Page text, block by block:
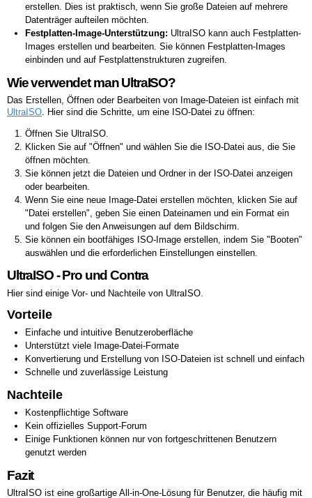
erstellen. Dies ist praktisch, wenn Sie große Dateien auf mehrere
Datenträger aufteilen möchten.
Festplatten-Image-Unterstützung: UltraISO kann auch Festplatten-
Images erstellen und bearbeiten. Sie können Festplatten-Images
einbinden und auf Festplattenstrukturen zugreifen.
Wie verwendet man UltraISO?
Das Erstellen, Öffnen oder Bearbeiten von Image-Dateien ist einfach mit
UltraISO . Hier sind die Schritte, um eine ISO-Datei zu öffnen:
Öffnen Sie UltraISO.
Klicken Sie auf "Öffnen" und wählen Sie die ISO-Datei aus, die Sie
öffnen möchten.
Sie können jetzt die Dateien und Ordner in der ISO-Datei anzeigen
oder bearbeiten.
Wenn Sie eine neue Image-Datei erstellen möchten, klicken Sie auf
"Datei erstellen", geben Sie einen Dateinamen und ein Format ein
und folgen Sie den Anweisungen auf dem Bildschirm.
Sie können ein bootfähiges ISO-Image erstellen, indem Sie "Booten"
auswählen und die erforderlichen Einstellungen einstellen.
UltraISO - Pro und Contra
Hier sind einige Vor- und Nachteile von UltraISO.
Vorteile
Einfache und intuitive Benutzeroberfläche
Unterstützt viele Image-Datei-Formate
Konvertierung und Erstellung von ISO-Dateien ist schnell und einfach
Schnelle und zuverlässige Leistung
Nachteile
Kostenpflichtige Software
Kein offizielles Support-Forum
Einige Funktionen können nur von fortgeschrittenen Benutzern
genutzt werden
Fazit
UltraISO ist eine großartige All-in-One-Lösung für Benutzer, die häufig mit